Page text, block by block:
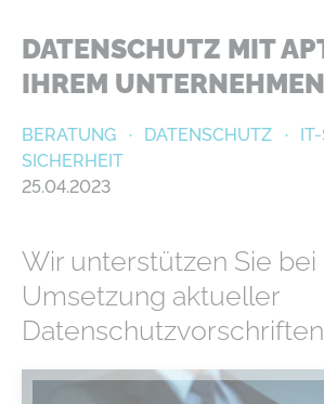
DATENSCHUTZ MIT
IHREM UNTERNEHMEN
BERATUNG DATENSCHUTZ
SICHERHEIT
25.04.2023
Wir unterstützen Sie bei
Umsetzung aktueller